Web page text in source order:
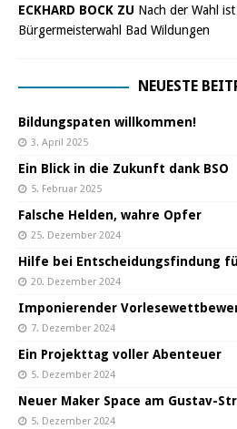
ECKHARD BOCK ZU Nach der Wahl
Bürgermeisterwahl Bad Wildungen
NEUESTE
Bildungspaten willkommen!
3. April 2025
Ein Blick in die Zukunft dank BSO
5. Februar 2025
Falsche Helden, wahre Opfer
25. Dezember 2024
Hilfe bei Entscheidungsfindung
20. Dezember 2024
Imponierender
7. Dezember 2024
Ein Projekttag voller Abenteuer
5. Dezember 2024
Neuer Maker Space am Gustav-
5. Dezember 2024